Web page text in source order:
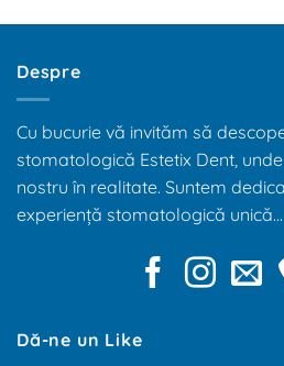
Despre
Cu bucurie vă invităm să
stomatologică Estetix Dent,
nostru în realitate. Suntem
experiență stomatologică unică...
Dă-ne un Like